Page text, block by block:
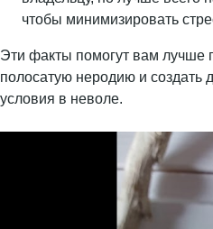
чтобы минимизировать
Эти факты помогут вам лучше
полосатую неродию и создать
условия в неволе.